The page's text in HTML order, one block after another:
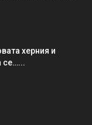
херния и
се…...